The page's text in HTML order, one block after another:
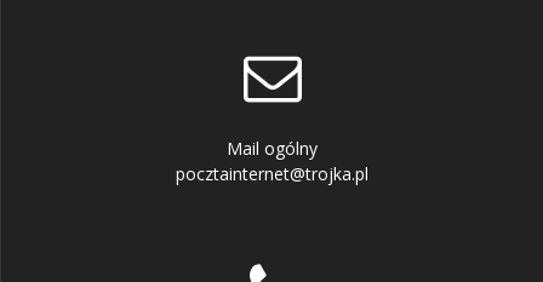
Mail ogólny
pocztainternet@trojka.pl